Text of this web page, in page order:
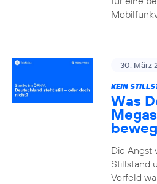
30. März
KEIN
Was
Die Angst
Stillstand
Vorfeld